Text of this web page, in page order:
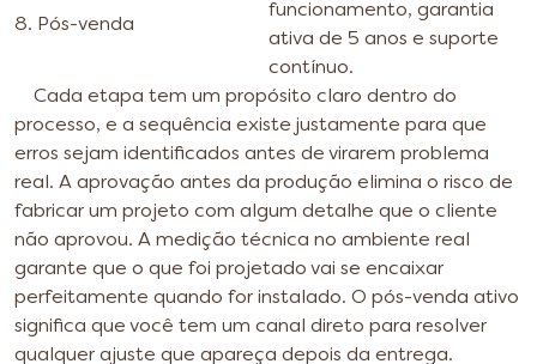
8. Pós-venda
funcionamento, garantia
ativa de 5 anos e suporte
contínuo.
Cada etapa tem um propósito claro dentro do
processo, e a sequência existe justamente para que
erros sejam identificados antes de virarem problema
real. A aprovação antes da produção elimina o risco de
fabricar um projeto com algum detalhe que o cliente
não aprovou. A medição técnica no ambiente real
garante que o que foi projetado vai se encaixar
perfeitamente quando for instalado. O pós-venda ativo
significa que você tem um canal direto para resolver
qualquer ajuste que apareça depois da entrega.